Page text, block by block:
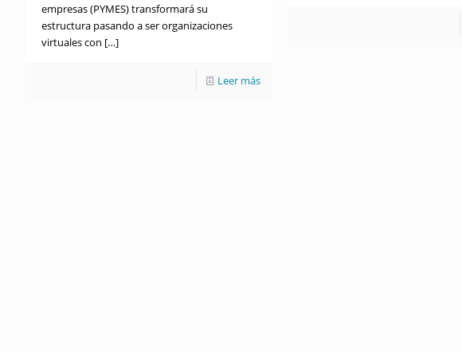
empresas (PYMES) transformará su
estructura pasando a ser organizaciones
virtuales con […]
Leer más